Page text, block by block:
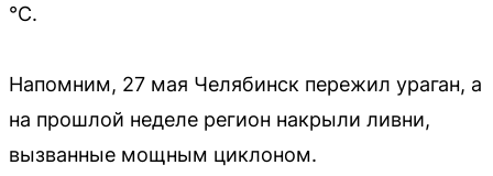
°C.
Напомним, 27 мая Челябинск пережил ураган, а
на прошлой неделе регион накрыли ливни,
вызванные мощным циклоном.